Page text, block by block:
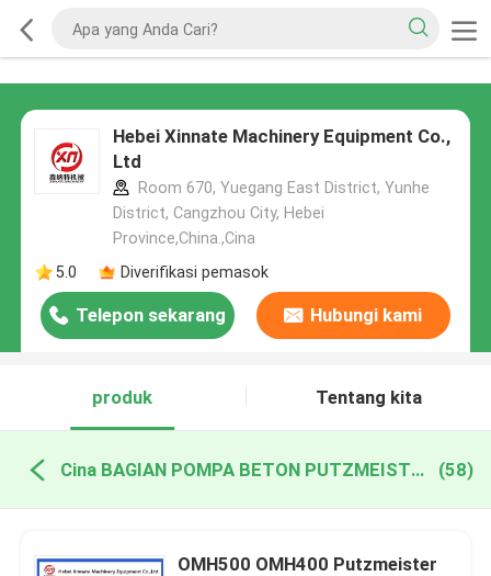
Hebei Xinnate Machinery Equipment Co.,
Ltd
Room 670, Yuegang East District, Yunhe
District, Cangzhou City, Hebei
Province,China.,Cina
5.0
Diverifikasi pemasok
Telepon sekarang Hubungi kami
produk Tentang kita
Cina BAGIAN POMPA BETON PUTZMEISTER (58)
OMH500 OMH400 Putzmeister